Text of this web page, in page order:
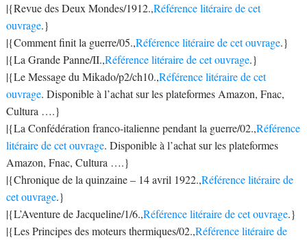
|{Revue des Deux Mondes/1912.,Référence litéraire de cet
ouvrage.}
|{Comment finit la guerre/05.,Référence litéraire de cet ouvrage.}
|{La Grande Panne/II.,Référence litéraire de cet ouvrage.}
|{Le Message du Mikado/p2/ch10.,Référence litéraire de cet
ouvrage. Disponible à l’achat sur les plateformes Amazon, Fnac,
Cultura ….}
|{La Confédération franco-italienne pendant la guerre/02.,Référence
litéraire de cet ouvrage. Disponible à l’achat sur les plateformes
Amazon, Fnac, Cultura ….}
|{Chronique de la quinzaine – 14 avril 1922.,Référence litéraire de
cet ouvrage.}
|{L’Aventure de Jacqueline/1/6.,Référence litéraire de cet ouvrage.}
|{Les Principes des moteurs thermiques/02.,Référence litéraire de